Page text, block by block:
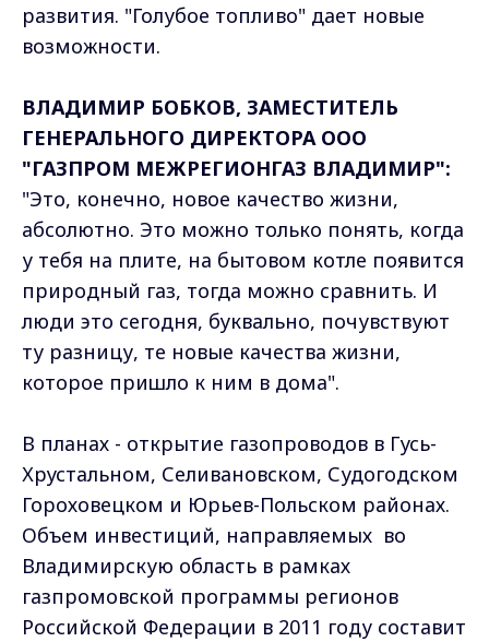
развития. "Голубое топливо" дает новые
возможности.
ВЛАДИМИР БОБКОВ, ЗАМЕСТИТЕЛЬ
ГЕНЕРАЛЬНОГО ДИРЕКТОРА ООО
"ГАЗПРОМ МЕЖРЕГИОНГАЗ ВЛАДИМИР":
"Это, конечно, новое качество жизни,
абсолютно. Это можно только понять, когда
у тебя на плите, на бытовом котле появится
природный газ, тогда можно сравнить. И
люди это сегодня, буквально, почувствуют
ту разницу, те новые качества жизни,
которое пришло к ним в дома".
В планах - открытие газопроводов в Гусь-
Хрустальном, Селивановском, Судогодском
Гороховецком и Юрьев-Польском районах.
Объем инвестиций, направляемых во
Владимирскую область в рамках
газпромовской программы регионов
Российской Федерации в 2011 году составит